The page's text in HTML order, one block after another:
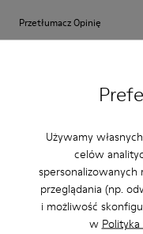
Używamy
celów
przeglądania (np.
i możliwość
w
Przetłumacz Opinię
Anonymous
Botines twins
Me encantan estos